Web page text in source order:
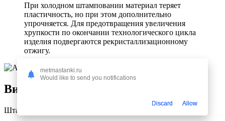
При холодном штамповании материал теряет
пластичность, но при этом дополнительно
упрочняется. Для предотвращения увеличения
хрупкости по окончании технологического цикла
изделия подвергаются рекристаллизационному
отжигу.
Виды штампов и их назначение
Штампы разделяются по нескольким признакам:
metmastanki.ru
Would like to send you notifications
Discard Allow